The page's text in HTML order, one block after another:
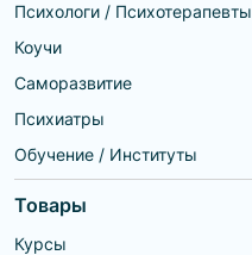
Психологи / Психотерапевты
Коучи
Саморазвитие
Психиатры
Обучение / Институты
Товары
Курсы